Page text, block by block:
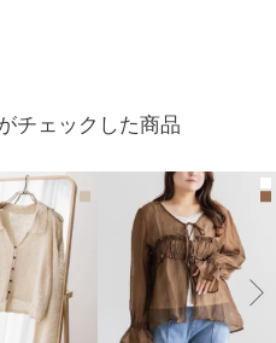
チェックした商品